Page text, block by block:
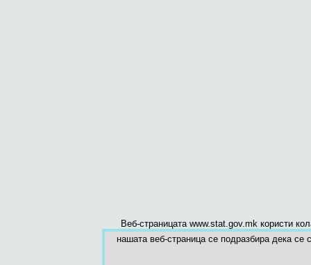
Веб-страницата www.stat.gov.mk користи
нашата веб-страница се подразбира дека се